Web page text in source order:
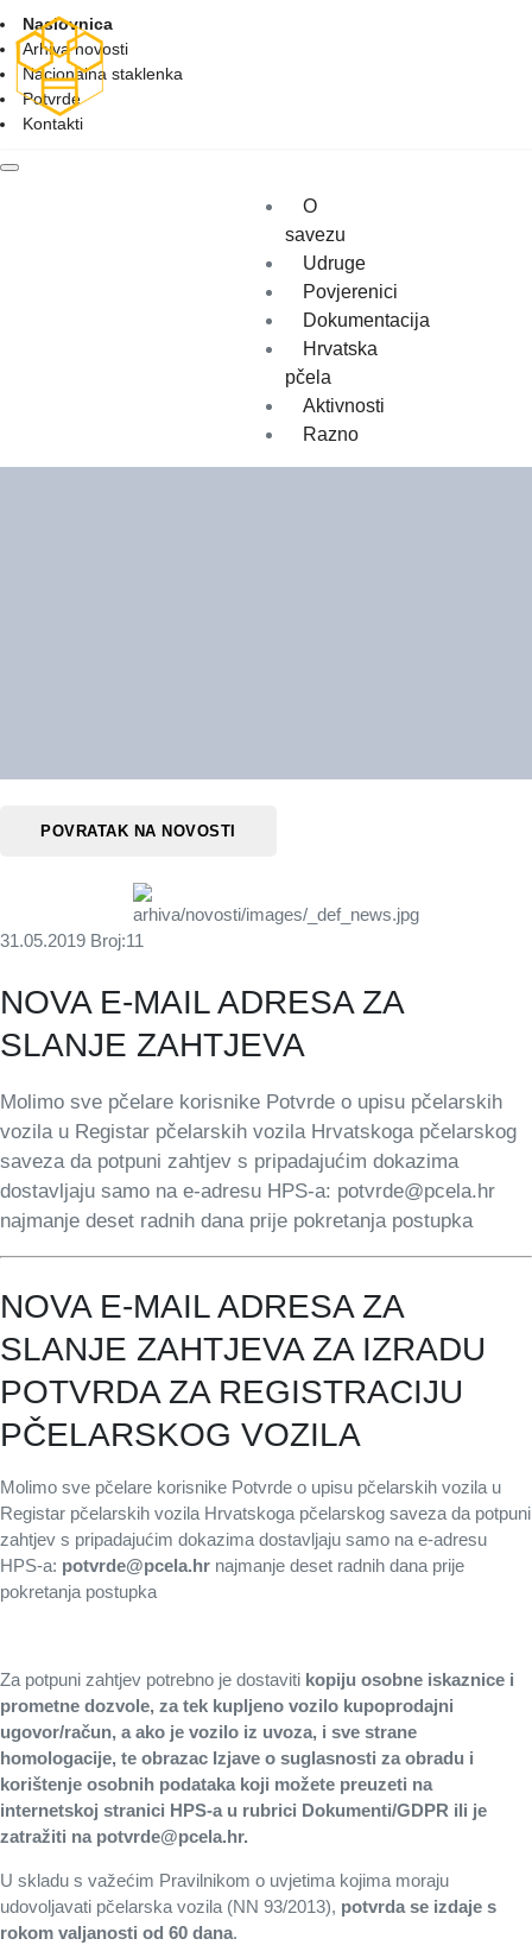
Naslovnica
Arhiva novosti
Nacionalna staklenka
Potvrde
Kontakti
O
savezu
Udruge
Povjerenici
Dokumentacija
Hrvatska
pčela
Aktivnosti
Razno
POVRATAK NA NOVOSTI
31.05.2019 Broj:11
NOVA E-MAIL ADRESA ZA
SLANJE ZAHTJEVA
Molimo sve pčelare korisnike Potvrde o upisu pčelarskih
vozila u Registar pčelarskih vozila Hrvatskoga pčelarskog
saveza da potpuni zahtjev s pripadajućim dokazima
dostavljaju samo na e-adresu HPS-a: potvrde@pcela.hr
najmanje deset radnih dana prije pokretanja postupka
NOVA E-MAIL ADRESA ZA
SLANJE ZAHTJEVA ZA IZRADU
POTVRDA ZA REGISTRACIJU
PČELARSKOG VOZILA
Molimo sve pčelare korisnike Potvrde o upisu pčelarskih vozila u
Registar pčelarskih vozila Hrvatskoga pčelarskog saveza da potpuni
zahtjev s pripadajućim dokazima dostavljaju samo na e-adresu
HPS-a: potvrde@pcela.hr najmanje deset radnih dana prije
pokretanja postupka
Za potpuni zahtjev potrebno je dostaviti kopiju osobne iskaznice i
prometne dozvole, za tek kupljeno vozilo kupoprodajni
ugovor/račun, a ako je vozilo iz uvoza, i sve strane
homologacije, te obrazac Izjave o suglasnosti za obradu i
korištenje osobnih podataka koji možete preuzeti na
internetskoj stranici HPS-a u rubrici Dokumenti/GDPR ili je
zatražiti na potvrde@pcela.hr.
U skladu s važećim Pravilnikom o uvjetima kojima moraju
udovoljavati pčelarska vozila (NN 93/2013), potvrda se izdaje s
rokom valjanosti od 60 dana.